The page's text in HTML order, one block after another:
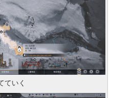
ていく